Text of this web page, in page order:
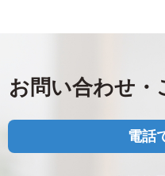
お問い合わせ・
電話